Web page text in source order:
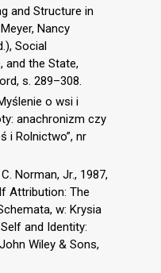
and Structure in
Nancy
Social
and the State,
s. 289–308.
o wsi i
anachronizm czy
i Rolnictwo”, nr
Norman, Jr., 1987,
Attribution: The
w: Krysia
and Identity:
Wiley & Sons,